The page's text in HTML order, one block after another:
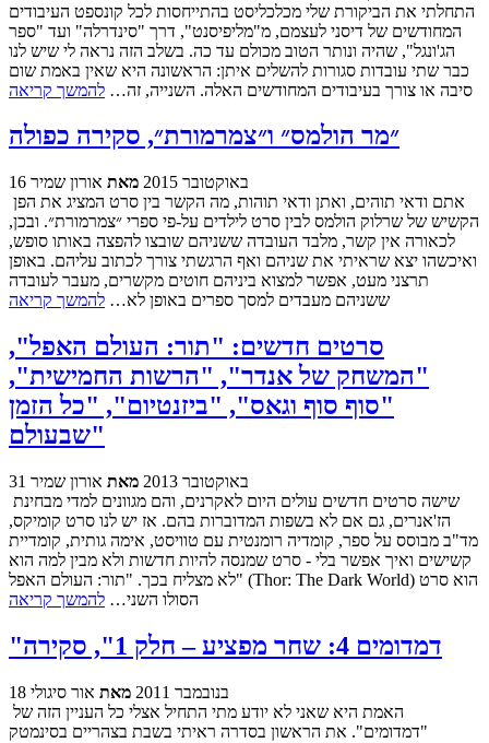
התחלתי את הביקורת שלי מכלכליסט בהתייחסות לכל קונספט העיבודים
המחודשים של דיסני לעצמם, מ"מליפיסנט", דרך "סינדרלה" ועד "ספר
הג'ונגל", שהיה ונותר הטוב מכולם עד כה. בשלב הזה נראה לי שיש לנו
כבר שתי עובדות סגורות להשלים איתן: הראשונה היא שאין באמת שום
סיבה או צורך בעיבודים המחודשים האלה. השנייה, זה… להמשך קריאה
״מר הולמס״ ו״צמרמורת״, סקירה כפולה
16 באוקטובר 2015 מאת אורון שמיר
הקשיש של שרלוק הולמס לבין סרט לילדים על-פי ספרי ״צמרמורת״. ובכן,
לכאורה אין קשר, מלבד העובדה ששניהם שובצו להפצה באותו סופש,
ואיכשהו יצא שראיתי את שניהם ואף הרגשתי צורך לכתוב עליהם. באופן
תרצני מעט, אפשר למצוא ביניהם חוטים מקשרים, מעבר לעובדה
ששניהם מעבדים למסך ספרים באופן לא… להמשך קריאה
סרטים חדשים: "תור: העולם האפל",
"המשחק של אנדר", "הרשות החמישית",
"סוף סוף וגאס", "ביזנטיום", "כל הזמן
שבעולם"
31 באוקטובר 2013 מאת אורון שמיר
הז'אנרים, גם אם לא בשפות המדוברות בהם. אז יש לנו סרט קומיקס,
מד"ב מבוסס על ספר, קומדיה רומנטית עם טוויסט, אימה גותית, קומדיית
קשישים ואיך אפשר בלי - סרט שמנסה להיות חדשות ולא מבין למה הוא
לא מצליח בכך. "תור: העולם האפל" (Thor: The Dark World) הוא סרט
הסולו השני… להמשך קריאה
"דמדומים 4: שחר מפציע – חלק 1", סקירה
18 בנובמבר 2011 מאת אור סיגולי
"דמדומים". את הראשון בסדרה ראיתי בשבת בצהריים בסינמטק